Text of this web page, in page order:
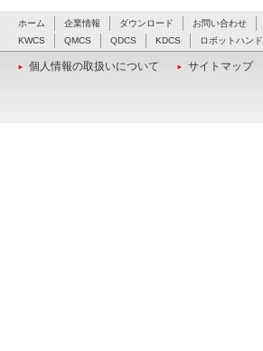
ホーム 企業情報 ダウンロード お問い合わせ
KWCS
QMCS QDCS KDCS ロボットハンド
個人情報の取扱いについて サイトマップ